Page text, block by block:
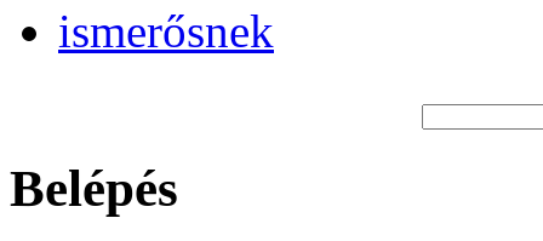
Belépés